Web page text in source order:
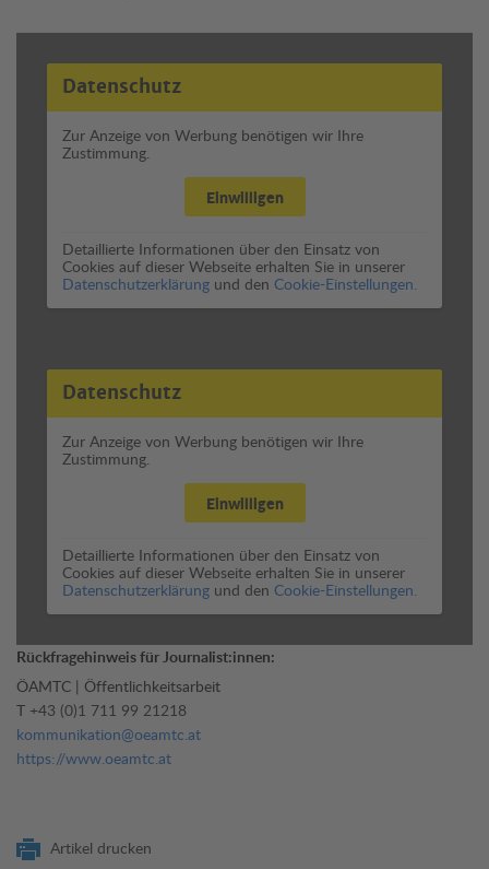
Datenschutz
Zur Anzeige von Werbung benötigen wir Ihre
Zustimmung.
Einwilligen
Detaillierte Informationen über den Einsatz von
Cookies auf dieser Webseite erhalten Sie in unserer
Datenschutzerklärung und den Cookie-Einstellungen.
Datenschutz
Zur Anzeige von Werbung benötigen wir Ihre
Zustimmung.
Einwilligen
Detaillierte Informationen über den Einsatz von
Cookies auf dieser Webseite erhalten Sie in unserer
Datenschutzerklärung und den Cookie-Einstellungen.
Rückfragehinweis für Journalist:innen:
ÖAMTC | Öffentlichkeitsarbeit
T +43 (0)1 711 99 21218
kommunikation@oeamtc.at
https://www.oeamtc.at
Artikel drucken